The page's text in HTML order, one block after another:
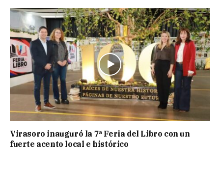
Virasoro inauguró la 7ª Feria del Libro con un
fuerte acento local e histórico